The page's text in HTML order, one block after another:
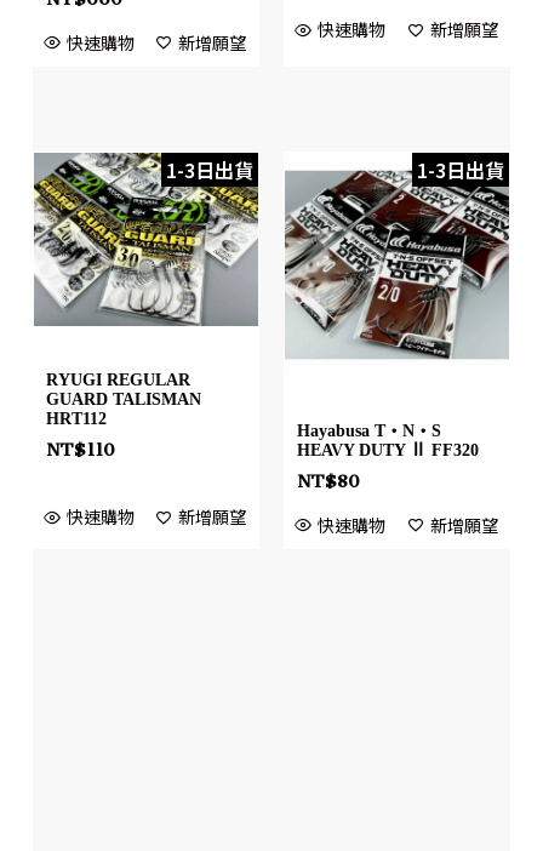
快速購物 新增願望
快速購物 新增願望
1-3日出貨
RYUGI REGULAR
GUARD TALISMAN
HRT112
NT$110
快速購物 新增願望
1-3日出貨
Hayabusa T・N・S
HEAVY DUTY Ⅱ FF320
NT$80
快速購物 新增願望